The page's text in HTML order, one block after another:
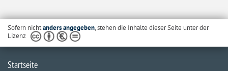
Sofern nichtanders angegeben, stehen die Inhalte dieser Seite unter der
Lizenz
Startseite